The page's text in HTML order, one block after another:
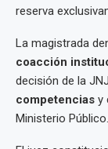
reserva
La magistrada
coacción
decisión de la
competencias y
Ministerio Público.